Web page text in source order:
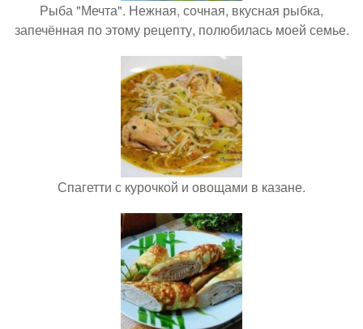
Рыба "Мечта". Нежная, сочная, вкусная рыбка,
запечённая по этому рецепту, полюбилась моей семье.
Спагетти с курочкой и овощами в казане.